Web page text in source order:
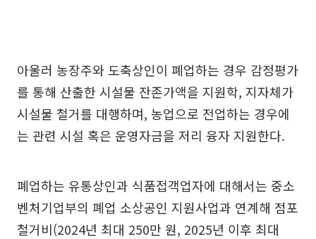
아울러 농장주와 도축상인이 폐업하는 경우 감정평가
를 통해 산출한 시설물 잔존가액을 지원학, 지자체가
시설물 철거를 대행하며, 농업으로 전업하는 경우에
는 관련 시설 혹은 운영자금을 저리 융자 지원한다.
폐업하는 유통상인과 식품접객업자에 대해서는 중소
벤처기업부의 폐업 소상공인 지원사업과 연계해 점포
철거비(2024년 최대 250만 원, 2025년 이후 최대